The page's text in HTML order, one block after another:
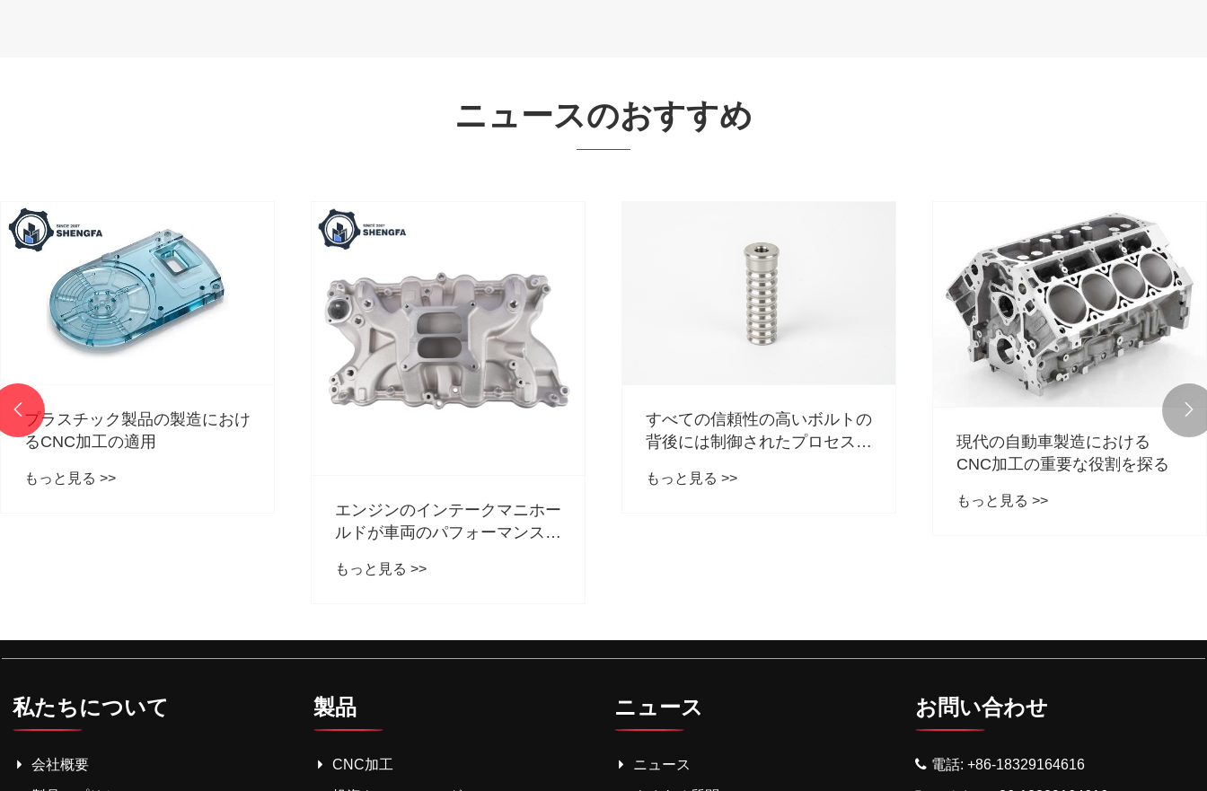
ニュースのおすすめ
プラスチック製品の製造におけ
るCNC加工の適用
もっと見る >>
エンジンのインテークマニホー
ルドが車両のパフォーマンスに
もっと見る >>
すべての信頼性の高いボルトの
背後には制御されたプロセスが
もっと見る >>
現代の自動車製造における
CNC加工の重要な役割を探る
もっと見る >>
 
私たちについて
会社概要
製品
CNC加工
ニュース
ニュース
お問い合わせ
電話: +86-18329164616